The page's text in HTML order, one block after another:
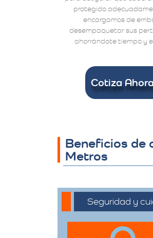
protegido
encargamos de
desempaquetar sus
ahorrándote tiempo y
Cotiza
Beneficios de
Metros
Seguridad y
Nos